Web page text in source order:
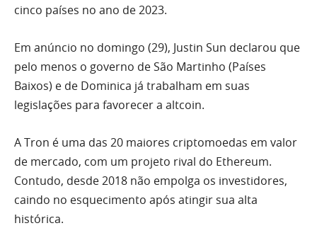
cinco países no ano de 2023.
Em anúncio no domingo (29), Justin Sun declarou que
pelo menos o governo de São Martinho (Países
Baixos) e de Dominica já trabalham em suas
legislações para favorecer a altcoin.
A Tron é uma das 20 maiores criptomoedas em valor
de mercado, com um projeto rival do Ethereum.
Contudo, desde 2018 não empolga os investidores,
caindo no esquecimento após atingir sua alta
histórica.